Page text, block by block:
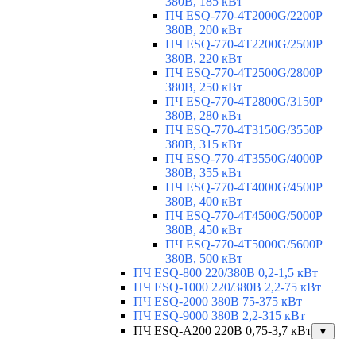
ПЧ ESQ-770-4T2000G/2200P
380В, 200 кВт
ПЧ ESQ-770-4T2200G/2500P
380В, 220 кВт
ПЧ ESQ-770-4T2500G/2800P
380В, 250 кВт
ПЧ ESQ-770-4T2800G/3150P
380В, 280 кВт
ПЧ ESQ-770-4T3150G/3550P
380В, 315 кВт
ПЧ ESQ-770-4T3550G/4000P
380В, 355 кВт
ПЧ ESQ-770-4T4000G/4500P
380В, 400 кВт
ПЧ ESQ-770-4T4500G/5000P
380В, 450 кВт
ПЧ ESQ-770-4T5000G/5600P
380В, 500 кВт
ПЧ ESQ-800 220/380В 0,2-1,5 кВт
ПЧ ESQ-1000 220/380В 2,2-75 кВт
ПЧ ESQ-2000 380В 75-375 кВт
ПЧ ESQ-9000 380В 2,2-315 кВт
ПЧ ESQ-A200 220В 0,75-3,7 кВт
▼